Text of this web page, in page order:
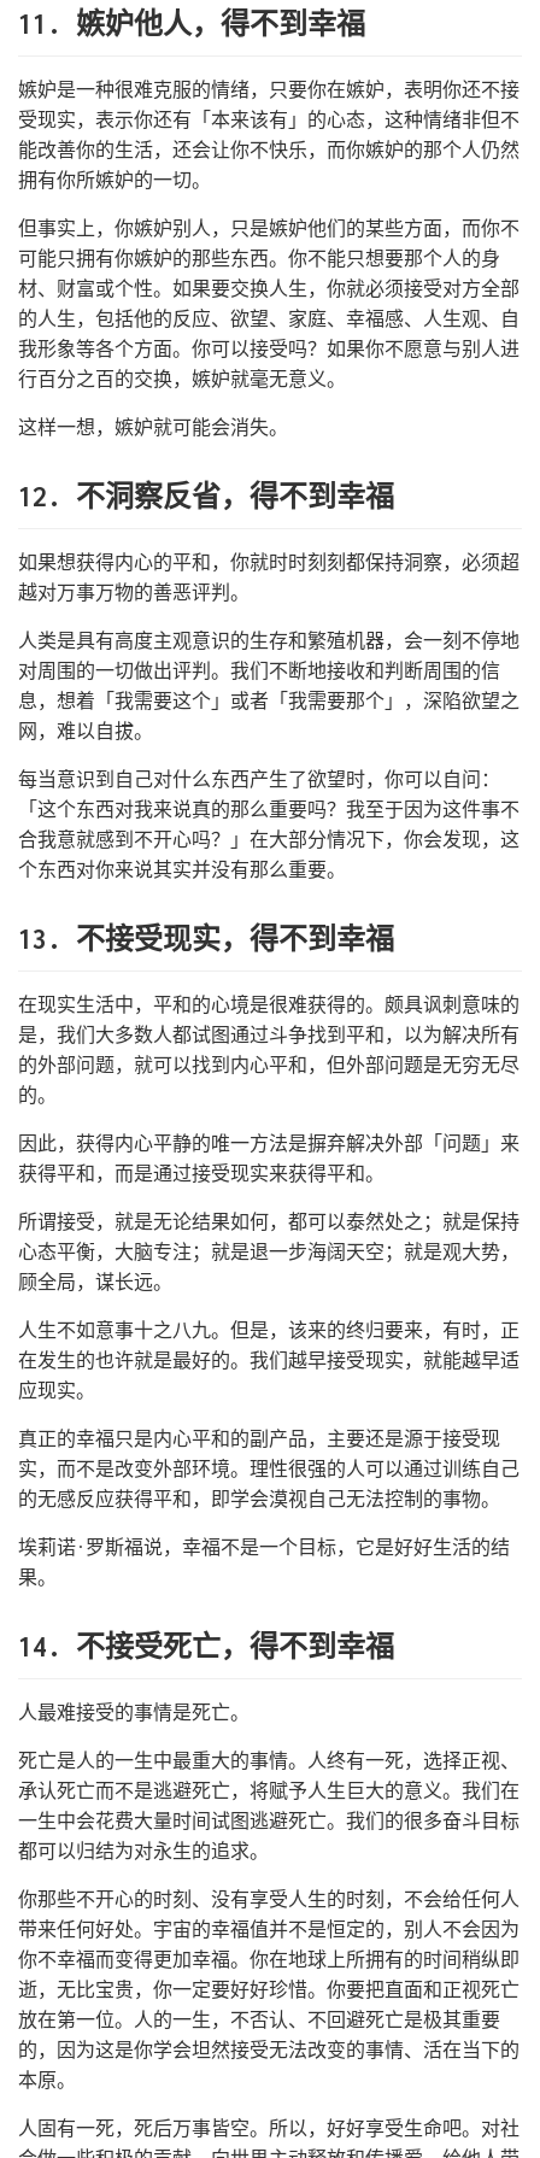
11. 嫉妒他人，得不到幸福
嫉妒是一种很难克服的情绪，只要你在嫉妒，表明你还不接
受现实，表示你还有「本来该有」的心态，这种情绪非但不
能改善你的生活，还会让你不快乐，而你嫉妒的那个人仍然
拥有你所嫉妒的一切。
但事实上，你嫉妒别人，只是嫉妒他们的某些方面，而你不
可能只拥有你嫉妒的那些东西。你不能只想要那个人的身
材、财富或个性。如果要交换人生，你就必须接受对方全部
的人生，包括他的反应、欲望、家庭、幸福感、人生观、自
我形象等各个方面。你可以接受吗？如果你不愿意与别人进
行百分之百的交换，嫉妒就毫无意义。
这样一想，嫉妒就可能会消失。
12. 不洞察反省，得不到幸福
如果想获得内心的平和，你就时时刻刻都保持洞察，必须超
越对万事万物的善恶评判。
人类是具有高度主观意识的生存和繁殖机器，会一刻不停地
对周围的一切做出评判。我们不断地接收和判断周围的信
息，想着「我需要这个」或者「我需要那个」，深陷欲望之
网，难以自拔。
每当意识到自己对什么东西产生了欲望时，你可以自问：
「这个东西对我来说真的那么重要吗？我至于因为这件事不
合我意就感到不开心吗？」在大部分情况下，你会发现，这
个东西对你来说其实并没有那么重要。
13. 不接受现实，得不到幸福
在现实生活中，平和的心境是很难获得的。颇具讽刺意味的
是，我们大多数人都试图通过斗争找到平和，以为解决所有
的外部问题，就可以找到内心平和，但外部问题是无穷无尽
的。
因此，获得内心平静的唯一方法是摒弃解决外部「问题」来
获得平和，而是通过接受现实来获得平和。
所谓接受，就是无论结果如何，都可以泰然处之；就是保持
心态平衡，大脑专注；就是退一步海阔天空；就是观大势，
顾全局，谋长远。
人生不如意事十之八九。但是，该来的终归要来，有时，正
在发生的也许就是最好的。我们越早接受现实，就能越早适
应现实。
真正的幸福只是内心平和的副产品，主要还是源于接受现
实，而不是改变外部环境。理性很强的人可以通过训练自己
的无感反应获得平和，即学会漠视自己无法控制的事物。
埃莉诺·罗斯福说，幸福不是一个目标，它是好好生活的结
果。
14. 不接受死亡，得不到幸福
人最难接受的事情是死亡。
死亡是人的一生中最重大的事情。人终有一死，选择正视、
承认死亡而不是逃避死亡，将赋予人生巨大的意义。我们在
一生中会花费大量时间试图逃避死亡。我们的很多奋斗目标
都可以归结为对永生的追求。
你那些不开心的时刻、没有享受人生的时刻，不会给任何人
带来任何好处。宇宙的幸福值并不是恒定的，别人不会因为
你不幸福而变得更加幸福。你在地球上所拥有的时间稍纵即
逝，无比宝贵，你一定要好好珍惜。你要把直面和正视死亡
放在第一位。人的一生，不否认、不回避死亡是极其重要
的，因为这是你学会坦然接受无法改变的事情、活在当下的
本原。
人固有一死，死后万事皆空。所以，好好享受生命吧。对社